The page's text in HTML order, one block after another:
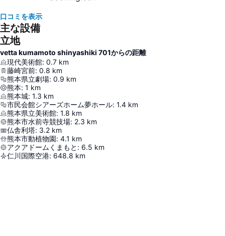
口コミを表示
主な設備
立地
vetta kumamoto shinyashiki 701からの距離
現代美術館: 0.7 km
藤崎宮前: 0.8 km
熊本県立劇場: 0.9 km
熊本: 1 km
熊本城: 1.3 km
市民会館シアーズホーム夢ホール: 1.4 km
熊本県立美術館: 1.8 km
熊本市水前寺競技場: 2.3 km
仏舎利塔: 3.2 km
熊本市動植物園: 4.1 km
アクアドームくまもと : 6.5 km
仁川国際空港: 648.8 km